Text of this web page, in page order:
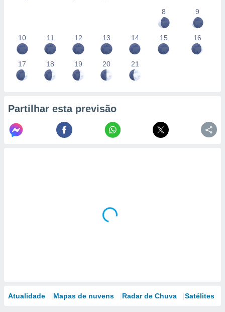
8
9
10 11 12 13 14 15 16
17 18 19 20 21
Partilhar esta previsão
Atualidade Mapas de nuvens Radar de Chuva Satélites